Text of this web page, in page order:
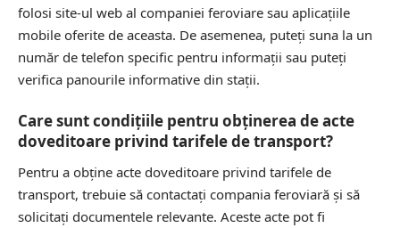
folosi site-ul web al companiei feroviare sau aplicațiile
mobile oferite de aceasta. De asemenea, puteți suna la un
număr de telefon specific pentru informații sau puteți
verifica panourile informative din stații.
Care sunt condițiile pentru obținerea de acte
doveditoare privind tarifele de transport?
Pentru a obține acte doveditoare privind tarifele de
transport, trebuie să contactați compania feroviară și să
solicitați documentele relevante. Aceste acte pot fi